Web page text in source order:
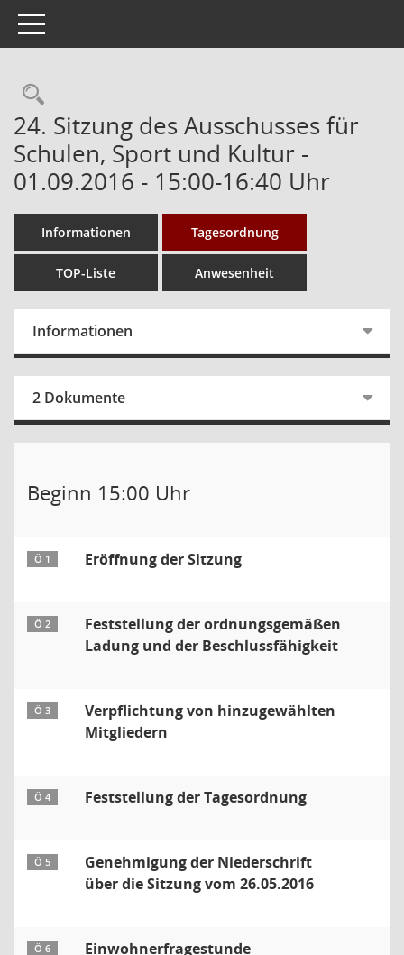
Toggle navigation
Rechercheauswahl
24. Sitzung des Ausschusses für
Schulen, Sport und Kultur -
01.09.2016 - 15:00-16:40 Uhr
Informationen Tagesordnung
TOP-Liste Anwesenheit
Informationen
2 Dokumente
Beginn 15:00 Uhr
Ö 1 Eröffnung der Sitzung
Ö 2
Feststellung der ordnungsgemäßen
Ladung und der Beschlussfähigkeit
Ö 3
Verpflichtung von hinzugewählten
Mitgliedern
Ö 4 Feststellung der Tagesordnung
Ö 5
Genehmigung der Niederschrift
über die Sitzung vom 26.05.2016
Ö 6 Einwohnerfragestunde